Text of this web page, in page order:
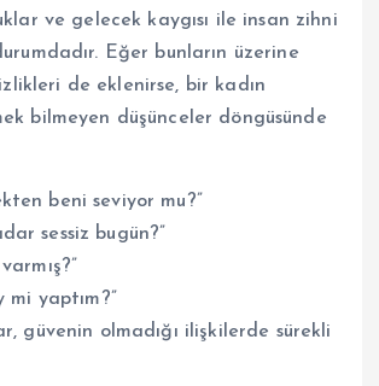
ve gelecek kaygısı ile insan zihni
Eğer bunların üzerine
de eklenirse, bir kadın
bilmeyen düşünceler döngüsünde
beni seviyor mu?”
sessiz bugün?”
mi yaptım?”
güvenin olmadığı ilişkilerde sürekli